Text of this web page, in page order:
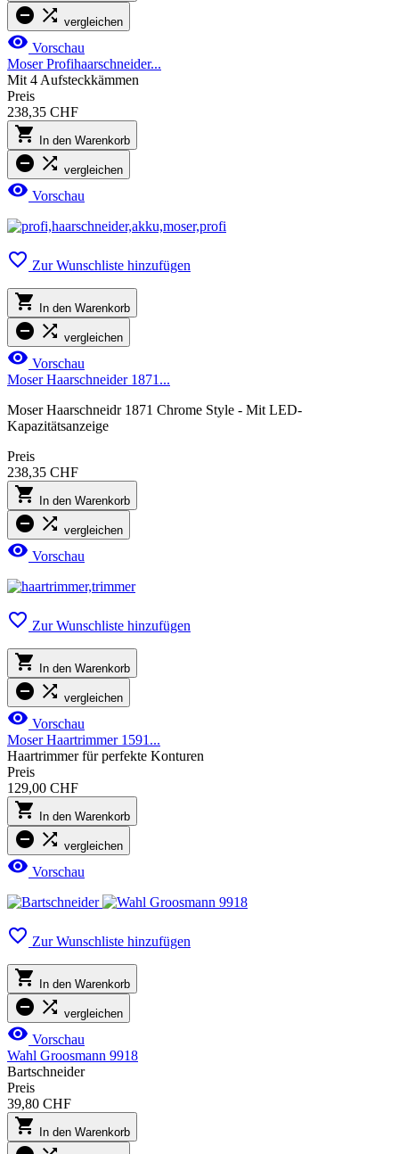
  vergleichen
 Vorschau
Moser Profihaarschneider...
Mit 4 Aufsteckkämmen
Preis
238,35 CHF
 In den Warenkorb
  vergleichen
 Vorschau
 Zur Wunschliste hinzufügen
 In den Warenkorb
  vergleichen
 Vorschau
Moser Haarschneider 1871...
Moser Haarschneidr 1871 Chrome Style - Mit LED-
Kapazitätsanzeige
Preis
238,35 CHF
 In den Warenkorb
  vergleichen
 Vorschau
 Zur Wunschliste hinzufügen
 In den Warenkorb
  vergleichen
 Vorschau
Moser Haartrimmer 1591...
Haartrimmer für perfekte Konturen
Preis
129,00 CHF
 In den Warenkorb
  vergleichen
 Vorschau
 Zur Wunschliste hinzufügen
 In den Warenkorb
  vergleichen
 Vorschau
Wahl Groosmann 9918
Bartschneider
Preis
39,80 CHF
 In den Warenkorb